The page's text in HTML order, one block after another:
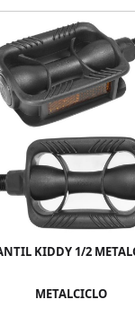
KIDDY 1/2
METALCICLO